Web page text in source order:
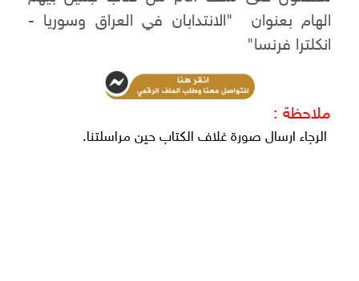
الهام بعنوان "الانتدابان في العراق وسوريا -
انكلترا فرنسا"
ملاحظة :
الرجاء ارسال صورة غلاف الكتاب حين مراسلتنا.